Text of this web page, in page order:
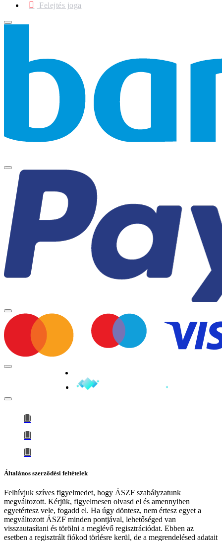
Felejtés joga
Általános szerződési feltételek
Felhívjuk szíves figyelmedet, hogy ÁSZF szabályzatunk
megváltozott. Kérjük, figyelmesen olvasd el és amennyiben
egyetértesz vele, fogadd el. Ha úgy döntesz, nem értesz egyet a
megváltozott ÁSZF minden pontjával, lehetőséged van
visszautasítani és törölni a meglévő regisztrációdat. Ebben az
esetben a regisztrált fiókod törlésre kerül, de a megrendelésed adatait